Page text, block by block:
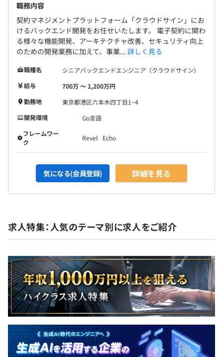
職務内容
契約マネジメントプラットフォーム「クラウドサイン」にお
けるバックエンド開発をお任せいたします。 電子契約に関わ
る様々な機能開発、アーキテクチャ改善、セキュリティ向上
のための開発業務に加えて、事業... 詳しく見る
職種名
シニアバックエンドエンジニア（クラウドサイン）
給与
700万 〜 1,200万円
勤務地
東京都港区六本木四丁目1−4
開発環境
Go言語
フレームワー
ク
Revel Echo
気になる(会員登録) 詳細を見る
求人特集：人気のテーマ別に求人をご紹介